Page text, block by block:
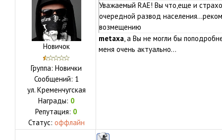
Новичок
Группа: Новички
Сообщений: 1
ул. Кременчугская
Награды: 0
Репутация: 0
Статус: оффлайн
Уважаемый RAE! Вы что,еще и
очередной развод
возмещению
metaxa, а Вы не могли бы
меня очень актуально...